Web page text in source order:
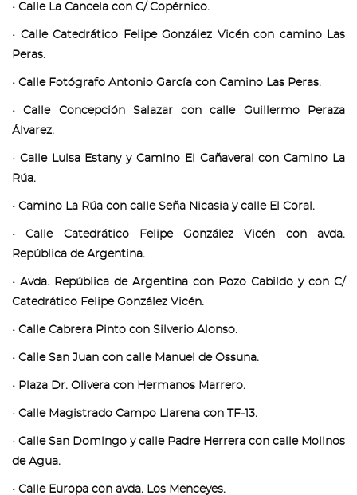
• Calle La Cancela con C/ Copérnico.
• Calle Catedrático Felipe González Vicén con camino Las
Peras.
• Calle Fotógrafo Antonio García con Camino Las Peras.
• Calle Concepción Salazar con calle Guillermo Peraza
Álvarez.
• Calle Luisa Estany y Camino El Cañaveral con Camino La
Rúa.
• Camino La Rúa con calle Seña Nicasia y calle El Coral.
• Calle Catedrático Felipe González Vicén con avda.
República de Argentina.
• Avda. República de Argentina con Pozo Cabildo y con C/
Catedrático Felipe González Vicén.
• Calle Cabrera Pinto con Silverio Alonso.
• Calle San Juan con calle Manuel de Ossuna.
• Plaza Dr. Olivera con Hermanos Marrero.
• Calle Magistrado Campo Llarena con TF-13.
• Calle San Domingo y calle Padre Herrera con calle Molinos
de Agua.
• Calle Europa con avda. Los Menceyes.